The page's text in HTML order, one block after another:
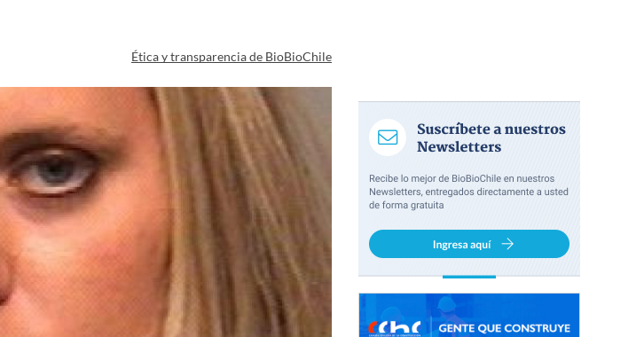
Ética y transparencia de BioBioChile